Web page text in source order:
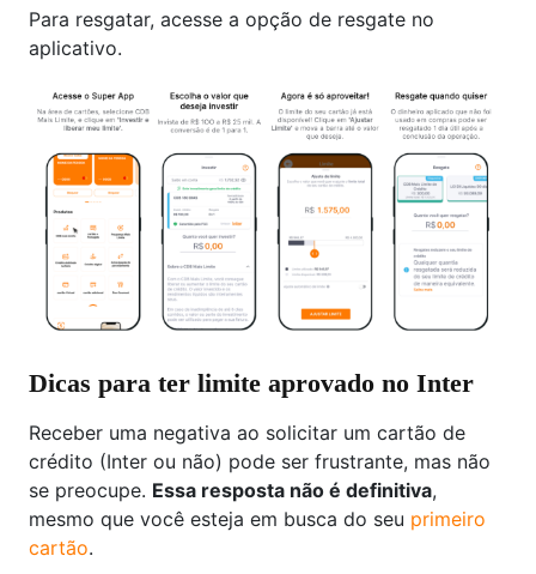
Para resgatar, acesse a opção de resgate no
aplicativo.
Dicas para ter limite aprovado no Inter
Receber uma negativa ao solicitar um cartão de
crédito (Inter ou não) pode ser frustrante, mas não
se preocupe. Essa resposta não é definitiva,
mesmo que você esteja em busca do seu primeiro
cartão.